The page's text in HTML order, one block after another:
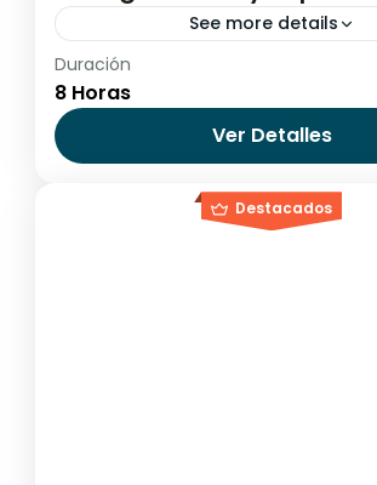
See more details
Argentina
Fácil
Duración
8 Horas
Ver Detalles
Destacados